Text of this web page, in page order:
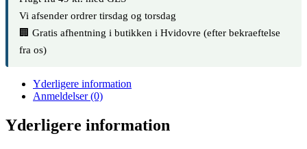
Vi afsender ordrer tirsdag og torsdag
🏢 Gratis afhentning i butikken i Hvidovre (efter bekraeftelse
fra os)
Yderligere information
Anmeldelser (0)
Yderligere information